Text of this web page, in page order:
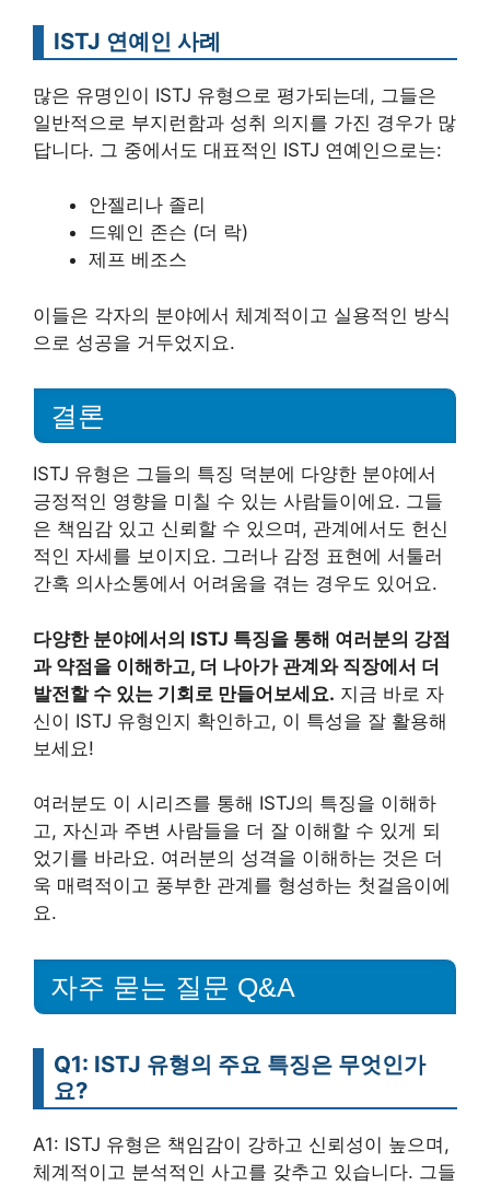
ISTJ 연예인 사례
많은 유명인이 ISTJ 유형으로 평가되는데, 그들은
일반적으로 부지런함과 성취 의지를 가진 경우가 많
답니다. 그 중에서도 대표적인 ISTJ 연예인으로는:
안젤리나 졸리
드웨인 존슨 (더 락)
제프 베조스
이들은 각자의 분야에서 체계적이고 실용적인 방식
으로 성공을 거두었지요.
결론
ISTJ 유형은 그들의 특징 덕분에 다양한 분야에서
긍정적인 영향을 미칠 수 있는 사람들이에요. 그들
은 책임감 있고 신뢰할 수 있으며, 관계에서도 헌신
적인 자세를 보이지요. 그러나 감정 표현에 서툴러
간혹 의사소통에서 어려움을 겪는 경우도 있어요.
다양한 분야에서의 ISTJ 특징을 통해 여러분의 강점
과 약점을 이해하고, 더 나아가 관계와 직장에서 더
발전할 수 있는 기회로 만들어보세요. 지금 바로 자
신이 ISTJ 유형인지 확인하고, 이 특성을 잘 활용해
보세요!
여러분도 이 시리즈를 통해 ISTJ의 특징을 이해하
고, 자신과 주변 사람들을 더 잘 이해할 수 있게 되
었기를 바라요. 여러분의 성격을 이해하는 것은 더
욱 매력적이고 풍부한 관계를 형성하는 첫걸음이에
요.
자주 묻는 질문 Q&A
Q1: ISTJ 유형의 주요 특징은 무엇인가
요?
A1: ISTJ 유형은 책임감이 강하고 신뢰성이 높으며,
체계적이고 분석적인 사고를 갖추고 있습니다. 그들